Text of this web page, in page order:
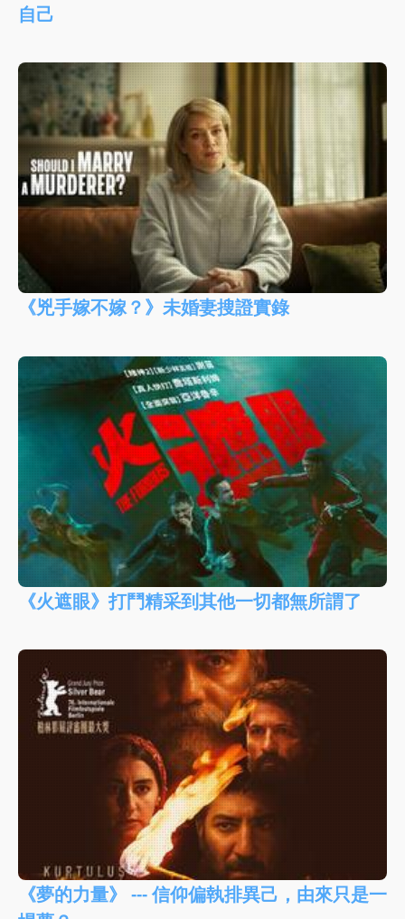
自己
《兇手嫁不嫁？》未婚妻搜證實錄
《火遮眼》打鬥精采到其他一切都無所謂了
《夢的力量》 --- 信仰偏執排異己，由來只是一